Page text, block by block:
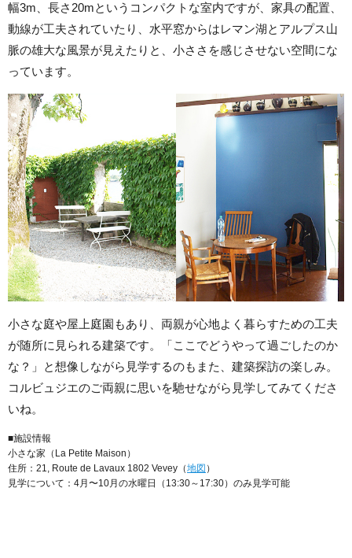
幅3m、長さ20mというコンパクトな室内ですが、家具の配置、
動線が工夫されていたり、水平窓からはレマン湖とアルプス山
脈の雄大な風景が見えたりと、小ささを感じさせない空間にな
っています。
小さな庭や屋上庭園もあり、両親が心地よく暮らすための工夫
が随所に見られる建築です。「ここでどうやって過ごしたのか
な？」と想像しながら見学するのもまた、建築探訪の楽しみ。
コルビュジエのご両親に思いを馳せながら見学してみてくださ
いね。
■施設情報
小さな家（La Petite Maison）
住所：21, Route de Lavaux 1802 Vevey（地図 ）
見学について：4月〜10月の水曜日（13:30～17:30）のみ見学可能